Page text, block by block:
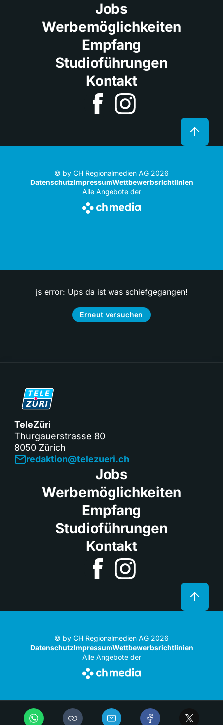
Jobs
Werbemöglichkeiten
Empfang
Studioführungen
Kontakt
© by CH Regionalmedien AG 2026
DatenschutzImpressumWettbewerbsrichtlinien
Alle Angebote der
js error: Ups da ist was schiefgegangen!
Erneut versuchen
TeleZüri
Thurgauerstrasse 80
8050 Zürich
redaktion@telezueri.ch
Jobs
Werbemöglichkeiten
Empfang
Studioführungen
Kontakt
© by CH Regionalmedien AG 2026
DatenschutzImpressumWettbewerbsrichtlinien
Alle Angebote der